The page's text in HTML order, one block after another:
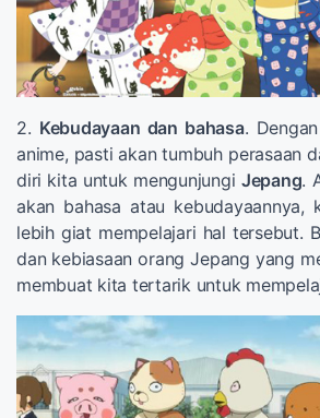
2. Kebudayaan dan bahasa.
anime, pasti akan tumbuh perasaan
diri kita untuk mengunjungi Jepang.
akan bahasa atau kebudayaannya,
lebih giat mempelajari hal tersebut.
dan kebiasaan orang Jepang yang
membuat kita tertarik untuk